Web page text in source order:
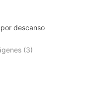
descanso
(3)